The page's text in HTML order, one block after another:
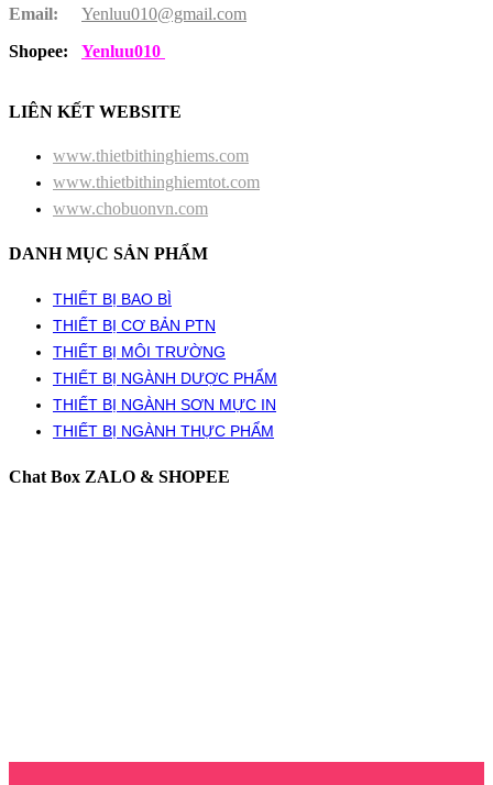
Email:
Yenluu010@gmail.com
Shopee:
Yenluu010
LIÊN KẾT WEBSITE
www.thietbithinghiems.com
www.thietbithinghiemtot.com
www.chobuonvn.com
DANH MỤC SẢN PHẨM
THIẾT BỊ BAO BÌ
THIẾT BỊ CƠ BẢN PTN
THIẾT BỊ MÔI TRƯỜNG
THIẾT BỊ NGÀNH DƯỢC PHẨM
THIẾT BỊ NGÀNH SƠN MỰC IN
THIẾT BỊ NGÀNH THỰC PHẨM
Chat Box ZALO & SHOPEE